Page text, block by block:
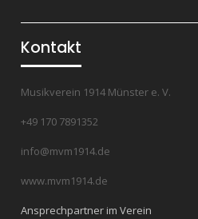
Kontakt
Musikverein 1914 Münster e. V.
+49 170 7891352
info@mvm1914.de
www.mvm1914.de
Ansprechpartner im Verein